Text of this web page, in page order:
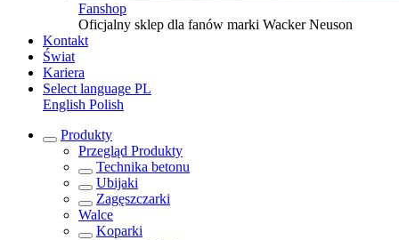
Fanshop
Oficjalny sklep dla fanów marki Wacker Neuson
Kontakt
Świat
Kariera
Select language PL
English Polish
Produkty
Przegląd Produkty
Technika betonu
Ubijaki
Zagęszczarki
Walce
Koparki